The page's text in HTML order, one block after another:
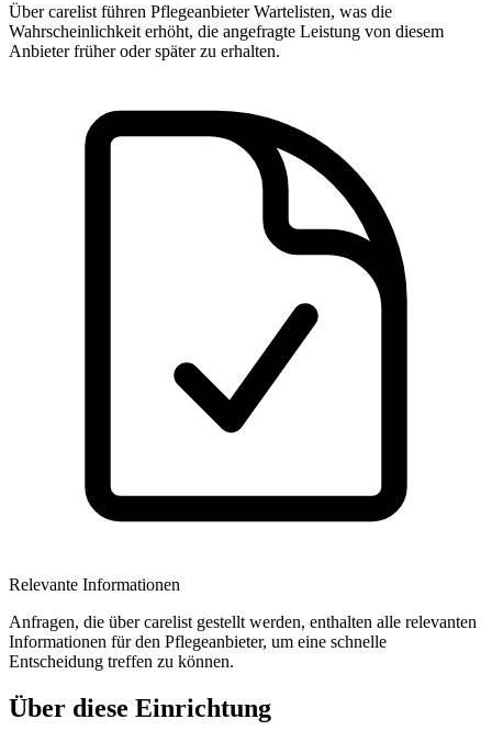
Über carelist führen Pflegeanbieter Wartelisten, was die
Wahrscheinlichkeit erhöht, die angefragte Leistung von diesem
Anbieter früher oder später zu erhalten.
Relevante Informationen
Anfragen, die über carelist gestellt werden, enthalten alle relevanten
Informationen für den Pflegeanbieter, um eine schnelle
Entscheidung treffen zu können.
Über diese Einrichtung